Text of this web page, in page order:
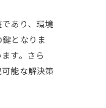
あり、環境
となりま
す。さら
能な解決策